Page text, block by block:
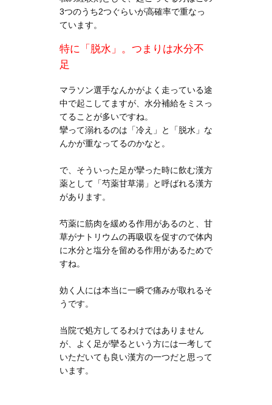
3つのうち2つぐらいが高確率で重なっ
ています。
特に「脱水」。つまりは水分不
足
マラソン選手なんかがよく走っている途
中で起こしてますが、水分補給をミスっ
てることが多いですね。
攣って溺れるのは「冷え」と「脱水」な
んかが重なってるのかなと。
で、そういった足が攣った時に飲む漢方
薬として「芍薬甘草湯」と呼ばれる漢方
があります。
芍薬に筋肉を緩める作用があるのと、甘
草がナトリウムの再吸収を促すので体内
に水分と塩分を留める作用があるためで
すね。
効く人には本当に一瞬で痛みが取れるそ
うです。
当院で処方してるわけではありません
が、よく足が攣るという方には一考して
いただいても良い漢方の一つだと思って
います。